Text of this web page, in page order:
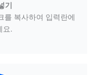
기
를 복사하여 입력란에
요.